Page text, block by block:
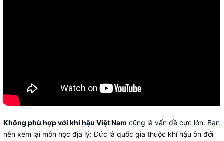
Không phù hợp với khí hậu Việt Nam cũng là vấn đề cực lớn. Bạn
nên xem lại môn học địa lý: Đức là quốc gia thuộc khí hậu ôn đới